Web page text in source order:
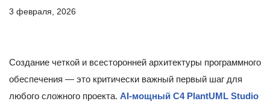
3 февраля, 2026
Создание четкой и всесторонней архитектуры программного
обеспечения — это критически важный первый шаг для
любого сложного проекта. AI-мощный C4 PlantUML Studio